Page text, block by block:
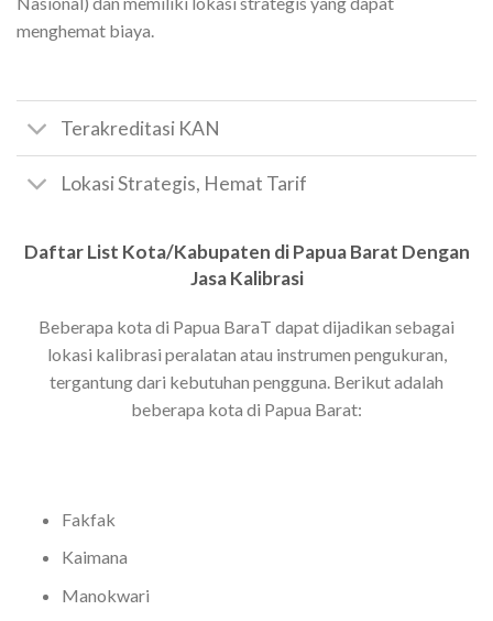
menghemat biaya.
Terakreditasi KAN
Lokasi Strategis, Hemat Tarif
Daftar List Kota/Kabupaten di Papua Barat Dengan
Jasa Kalibrasi
Beberapa kota di Papua BaraT dapat dijadikan sebagai
lokasi kalibrasi peralatan atau instrumen pengukuran,
tergantung dari kebutuhan pengguna. Berikut adalah
beberapa kota di Papua Barat:
Fakfak
Kaimana
Manokwari